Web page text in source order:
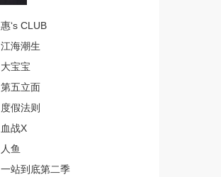
惠‘s CLUB
江海潮生
大宝宝
第五立面
度假法则
血战X
人鱼
一站到底第二季